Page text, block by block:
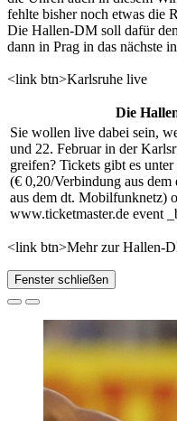
fehlte bisher noch etwas die
Die Hallen-DM soll dafür
dann in Prag in das nächste
<link btn>Karlsruhe live
Die
Sie wollen live dabei sein,
und 22. Februar in der
greifen? Tickets gibt es
(€ 0,20/Verbindung aus
aus dem dt. Mobilfunknetz)
www.ticketmaster.de event
<link btn>Mehr zur Hallen-
Fenster schließen